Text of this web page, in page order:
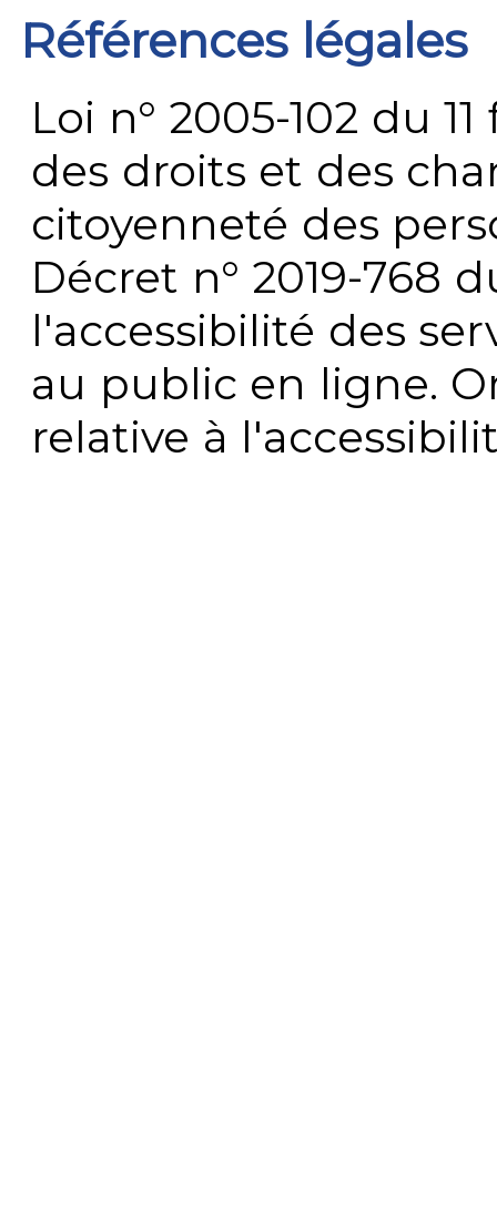
Références légales
Loi n° 2005-102 du
des droits et des
citoyenneté des
Décret n° 2019-768
l'accessibilité des
au public en ligne.
relative à